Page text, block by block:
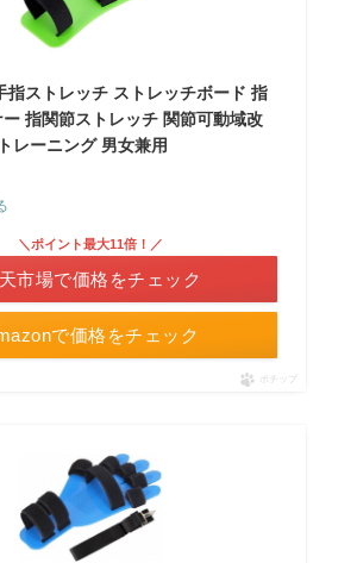
指ストレッチ ストレッチボード 指
ー 指関節ストレッチ 関節可動域改
レーニング 男女兼用
で価格をチェック
＼ポイント最大11倍！／
市場で価格をチェック
ポチップ